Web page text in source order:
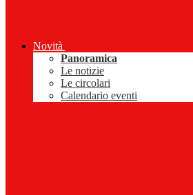
Novità
Panoramica
Le notizie
Le circolari
Calendario eventi